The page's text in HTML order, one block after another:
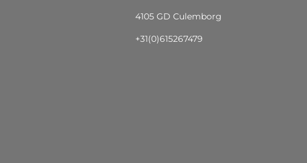
4105 GD Culemborg
+31(0)615267479